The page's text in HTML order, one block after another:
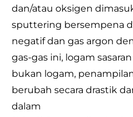
dan/atau oksigen
sputtering bersempena
negatif dan gas argon
gas-gas ini, logam
bukan logam,
berubah secara drastik
dalam